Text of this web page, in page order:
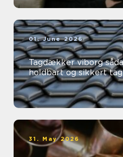
01. June 2026
Tagdækker viborg sådan får du et
holdbart og sikkert tag
31. May 2026